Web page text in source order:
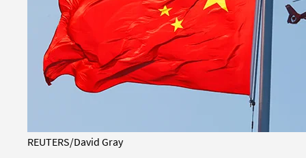
REUTERS/David Gray